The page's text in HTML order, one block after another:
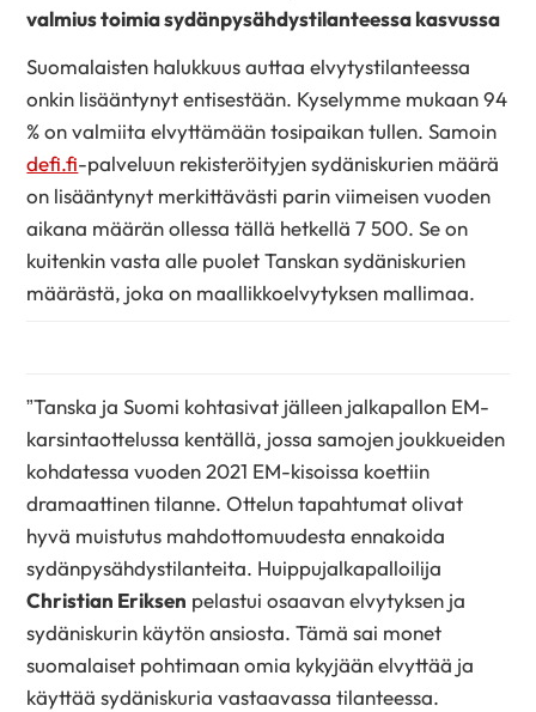
valmius toimia sydänpysähdystilanteessa kasvussa
Suomalaisten halukkuus auttaa elvytystilanteessa
onkin lisääntynyt entisestään. Kyselymme mukaan 94
% on valmiita elvyttämään tosipaikan tullen. Samoin
defi.fi-palveluun rekisteröityjen sydäniskurien määrä
on lisääntynyt merkittävästi parin viimeisen vuoden
aikana määrän ollessa tällä hetkellä 7 500. Se on
kuitenkin vasta alle puolet Tanskan sydäniskurien
määrästä, joka on maallikkoelvytyksen mallimaa.
”Tanska ja Suomi kohtasivat jälleen jalkapallon EM-
karsintaottelussa kentällä, jossa samojen joukkueiden
kohdatessa vuoden 2021 EM-kisoissa koettiin
dramaattinen tilanne. Ottelun tapahtumat olivat
hyvä muistutus mahdottomuudesta ennakoida
sydänpysähdystilanteita. Huippujalkapalloilija
Christian Eriksen pelastui osaavan elvytyksen ja
sydäniskurin käytön ansiosta. Tämä sai monet
suomalaiset pohtimaan omia kykyjään elvyttää ja
käyttää sydäniskuria vastaavassa tilanteessa.